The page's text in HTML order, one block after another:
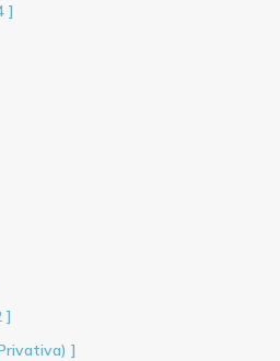
]
]
]